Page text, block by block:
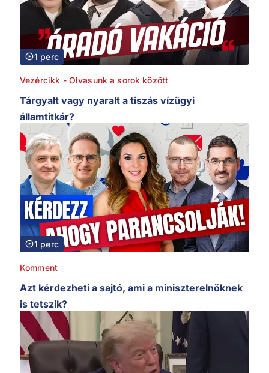
1 perc
Vezércikk - Olvasunk a sorok között
Tárgyalt vagy nyaralt a tiszás vízügyi
államtitkár?
1 perc
Komment
Azt kérdezheti a sajtó, ami a miniszterelnöknek
is tetszik?